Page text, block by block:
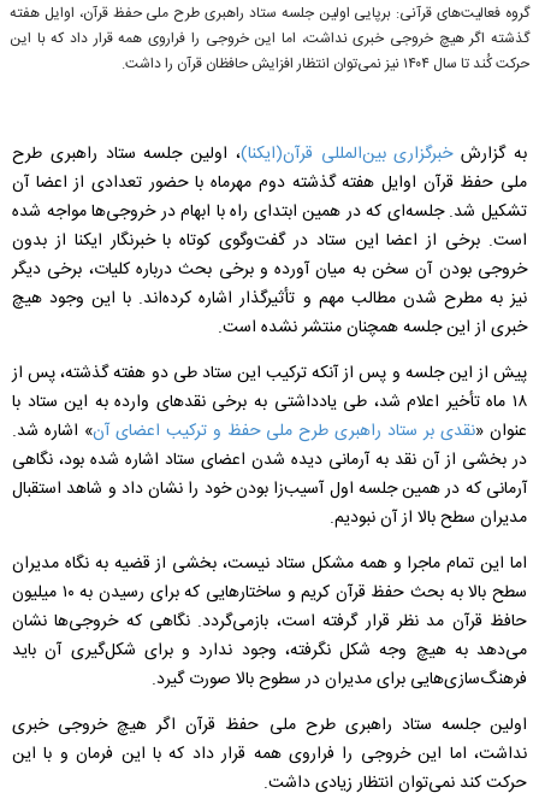
گروه فعالیت‌های قرآنی: برپایی اولین جلسه ستاد راهبری طرح ملی حفظ قرآن، اوایل هفته
گذشته اگر هیچ خروجی خبری نداشت، اما این خروجی را فراروی همه قرار داد که با این
حرکت کُند تا سال ۱۴۰۴ نیز نمی‌توان انتظار افزایش حافظان قرآن را داشت.
به گزارشخبرگزاری بین‌المللی قرآن(ایکنا)، اولین جلسه ستاد راهبری طرح
ملی حفظ قرآن اوایل هفته گذشته دوم مهرماه با حضور تعدادی از اعضا آن
تشکیل شد. جلسه‌ای که در همین ابتدای راه با ابهام در خروجی‌ها مواجه شده
است. برخی از اعضا این ستاد در گفت‌وگوی کوتاه با خبرنگار ایکنا از بدون
خروجی بودن آن سخن به میان آورده و برخی بحث درباره کلیات، برخی دیگر
نیز به مطرح شدن مطالب مهم و تأثیرگذار اشاره کرده‌اند. با این وجود هیچ
خبری از این جلسه همچنان منتشر نشده است.
پیش از این جلسه و پس از آنکه ترکیب این ستاد طی دو هفته گذشته، پس از
۱۸ ماه تأخیر اعلام شد، طی یادداشتی به برخی نقدهای وارده به این ستاد با
عنوان «نقدی بر ستاد راهبری طرح ملی حفظ و ترکیب اعضای آن» اشاره شد.
در بخشی از آن نقد به آرمانی دیده شدن اعضای ستاد اشاره شده بود، نگاهی
آرمانی که در همین جلسه اول آسیب‌زا بودن خود را نشان داد و شاهد استقبال
مدیران سطح بالا از آن نبودیم.
اما این تمام ماجرا و همه مشکل ستاد نیست، بخشی از قضیه به نگاه مدیران
سطح بالا به بحث حفظ قرآن کریم و ساختارهایی که برای رسیدن به ۱۰ میلیون
حافظ قرآن مد نظر قرار گرفته است، بازمی‌گردد. نگاهی که خروجی‌ها نشان
می‌دهد به هیچ وجه شکل نگرفته، وجود ندارد و برای شکل‌گیری آن باید
فرهنگ‌سازی‌هایی برای مدیران در سطوح بالا صورت گیرد.
اولین جلسه ستاد راهبری طرح ملی حفظ قرآن اگر هیچ خروجی خبری
نداشت، اما این خروجی را فراروی همه قرار داد که با این فرمان و با این
حرکت کند نمی‌توان انتظار زیادی داشت.